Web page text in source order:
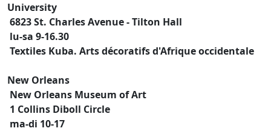
University
6823 St. Charles Avenue - Tilton Hall
lu-sa 9-16.30
Textiles Kuba. Arts décoratifs d'Afrique occidentale
New Orleans
New Orleans Museum of Art
1 Collins Diboll Circle
ma-di 10-17